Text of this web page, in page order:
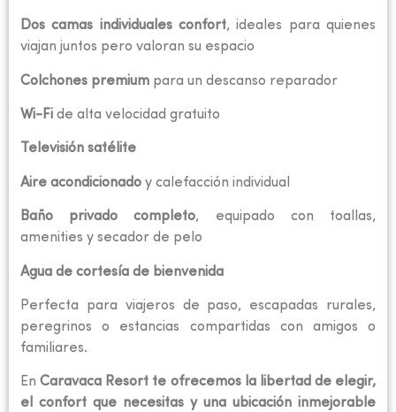
Dos camas individuales confort, ideales para quienes
viajan juntos pero valoran su espacio
Colchones premiumpara un descanso reparador
Wi-Fi de alta velocidad gratuito
Televisión satélite
Aire acondicionadoy calefacción individual
Baño privado completo, equipado con toallas,
amenities y secador de pelo
Agua de cortesía de bienvenida
Perfecta para viajeros de paso, escapadas rurales,
peregrinos o estancias compartidas con amigos o
familiares.
En Caravaca Resort te ofrecemos la libertad de elegir,
el confort que necesitas y una ubicación inmejorable